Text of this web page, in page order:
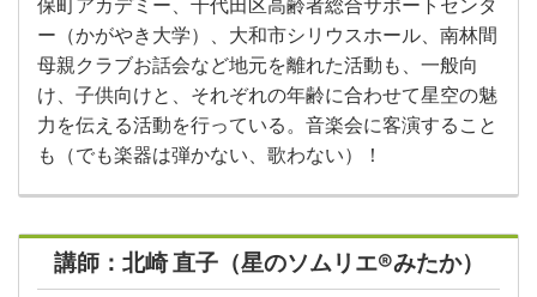
保町アカデミー、千代田区高齢者総合サポートセンタ
ー（かがやき大学）、大和市シリウスホール、南林間
母親クラブお話会など地元を離れた活動も、一般向
け、子供向けと、それぞれの年齢に合わせて星空の魅
力を伝える活動を行っている。音楽会に客演すること
も（でも楽器は弾かない、歌わない）！
講師：北崎 直子（星のソムリエ®みたか）